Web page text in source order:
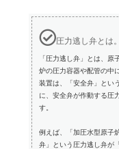
圧力逃し弁とは。
「圧力逃し弁」とは、
炉の圧力容器や配管の中
装置は、「安全弁」とい
に、安全弁が作動する圧
す。
例えば、「加圧水型原子
弁」という圧力逃し弁が